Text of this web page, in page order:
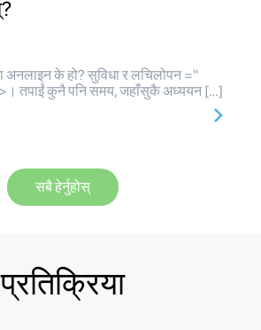
अनलाइन के हो? सुविधा र लचिलोपन ="
तपाईं कुनै पनि समय, जहाँसुकै अध्ययन […]
सबै हेर्नुहोस्
प्रतिक्रिया